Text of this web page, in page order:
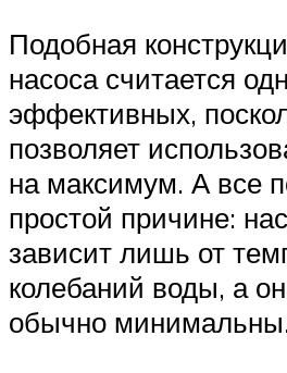
Подобная
насоса считается
эффективных,
позволяет
на максимум. А все
простой причине:
зависит лишь от
колебаний воды, а
обычно